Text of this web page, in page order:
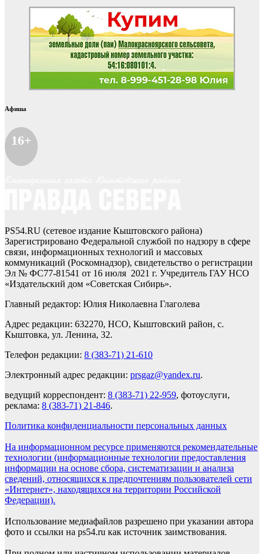
Афиша
16+
PS54.RU (сетевое издание Кыштовского района)
Зарегистрировано Федеральной службой по надзору в сфере
связи, информационных технологий и массовых
коммуникаций (Роскомнадзор), свидетельство о регистрации
Эл № ФС77-81541 от 16 июля 2021 г. Учредитель ГАУ НСО
«Издательский дом «Советская Сибирь».
Главный редактор: Юлия Николаевна Глаголева
Адрес редакции: 632270, НСО, Кыштовский район, с.
Кыштовка, ул. Ленина, 32.
Телефон редакции: 8 (383-71) 21-610
Электронный адрес редакции: prsgaz@yandex.ru.
ведущий корреспондент: 8 (383-71) 22-959, фотоуслуги,
реклама: 8 (383-71) 21-846.
Политика конфиденциальности персональных данных
На информационном ресурсе применяются рекомендательные
технологии (информационные технологии предоставления
информации на основе сбора, систематизации и анализа
сведений, относящихся к предпочтениям пользователей сети
«Интернет», находящихся на территории Российской
Федерации).
Использование медиафайлов разрешено при указании автора
фото и ссылки на ps54.ru как источник заимствования.